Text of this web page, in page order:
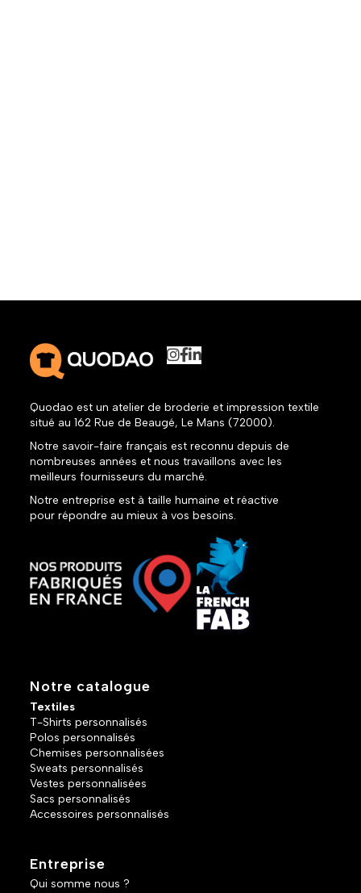
Quodao est un atelier de broderie et impression textile
situé au 162 Rue de Beaugé, Le Mans (72000).
Notre savoir-faire français est reconnu depuis de
nombreuses années et nous travaillons avec les
meilleurs fournisseurs du marché.
Notre entreprise est à taille humaine et réactive
pour répondre au mieux à vos besoins.
Notre catalogue
Textiles
T-Shirts personnalisés
Polos personnalisés
Chemises personnalisées
Sweats personnalisés
Vestes personnalisées
Sacs personnalisés
Accessoires personnalisés
Entreprise
Qui somme nous ?